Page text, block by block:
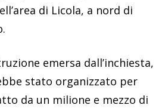
di Licola, a nord di
emersa dall’inchiesta,
stato organizzato per
da un milione e mezzo di